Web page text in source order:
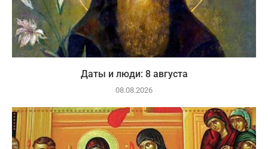
Даты и люди: 8 августа
08.08.2026